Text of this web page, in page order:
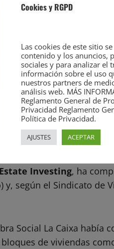
de inversión
Investing, ha
según el Sindicato de
Social La Caixa había
de viviendas
Cookies y RGPD
Las cookies de este sitio
contenido y los anuncios,
sociales y para analizar el
información sobre el uso
nuestros partners de
análisis web. MÁS
Reglamento General de
Privacidad Reglamento
Política de Privacidad.
AJUSTES ACEPTAR